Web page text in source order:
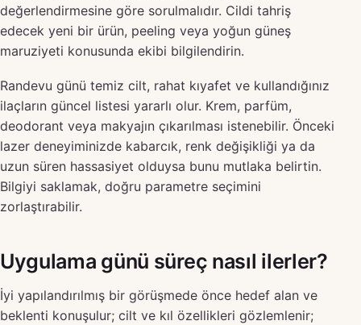
değerlendirmesine göre sorulmalıdır. Cildi tahriş
edecek yeni bir ürün, peeling veya yoğun güneş
maruziyeti konusunda ekibi bilgilendirin.
Randevu günü temiz cilt, rahat kıyafet ve kullandığınız
ilaçların güncel listesi yararlı olur. Krem, parfüm,
deodorant veya makyajın çıkarılması istenebilir. Önceki
lazer deneyiminizde kabarcık, renk değişikliği ya da
uzun süren hassasiyet olduysa bunu mutlaka belirtin.
Bilgiyi saklamak, doğru parametre seçimini
zorlaştırabilir.
Uygulama günü süreç nasıl ilerler?
İyi yapılandırılmış bir görüşmede önce hedef alan ve
beklenti konuşulur; cilt ve kıl özellikleri gözlemlenir;